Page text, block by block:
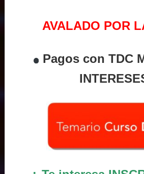
AVALADO POR
Pagos con TDC